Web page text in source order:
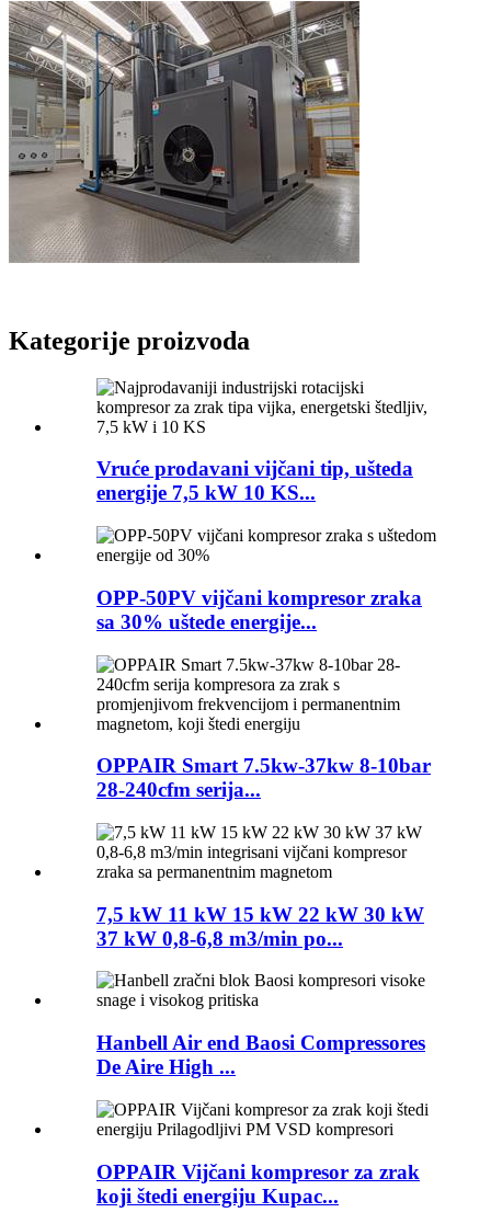
Kategorije proizvoda
Vruće prodavani vijčani tip, ušteda
energije 7,5 kW 10 KS...
OPP-50PV vijčani kompresor zraka
sa 30% uštede energije...
OPPAIR Smart 7.5kw-37kw 8-10bar
28-240cfm serija...
7,5 kW 11 kW 15 kW 22 kW 30 kW
37 kW 0,8-6,8 m3/min po...
Hanbell Air end Baosi Compressores
De Aire High ...
OPPAIR Vijčani kompresor za zrak
koji štedi energiju Kupac...